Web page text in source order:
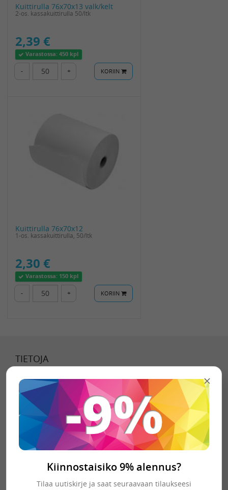
Kuittirulla 76x70x13 valk/kelt
2-os. kassakuittirulla 50/ltk
2,39 €
Varastossa:450 kpl
- + KORIIN
Kuittirulla 76x70x12
1-os. kassakuittirulla, 50/ltk
2,30 €
Varastossa: 150 kpl
- + KORIIN
TIETOJA
Tietoa meistä
Toimitustavat
Toimitusehdot
Tietosuojaseloste
YHTEYSTIEDOT
Kiinnostaisiko 9% alennus?
Tilaa uutiskirje ja saat seuraavaan tilaukseesi